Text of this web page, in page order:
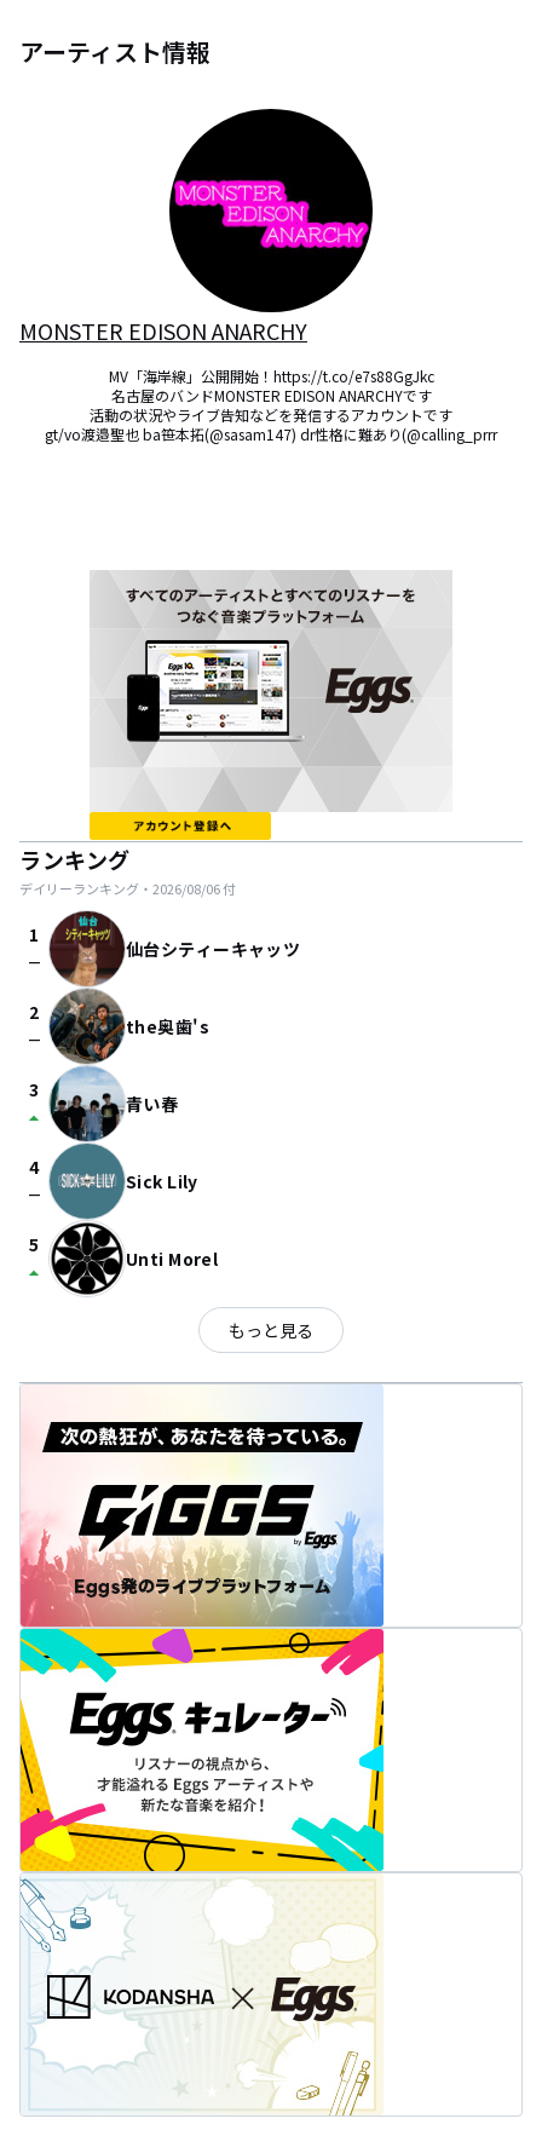
アーティスト情報
MONSTER EDISON ANARCHY
MV「海岸線」公開開始！https://t.co/e7s88GgJkc
名古屋のバンドMONSTER EDISON ANARCHYです
活動の状況やライブ告知などを発信するアカウントです
gt/vo渡邉聖也 ba笹本拓(@sasam147) dr性格に難あり(@calling_prrr
ランキング
デイリーランキング・ 2026/08/06付
1
check_indeterminate_small 仙台シティーキャッツ
2
check_indeterminate_small the奥歯's
3
arrow_drop_up 青い春
4
check_indeterminate_small Sick Lily
5
arrow_drop_up Unti Morel
もっと見る